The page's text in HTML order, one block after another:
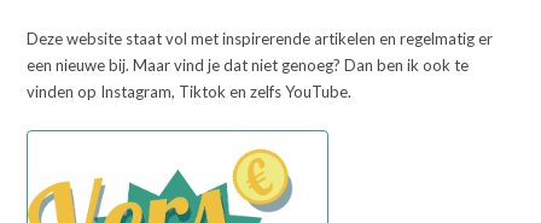
Deze website staat vol met inspirerende artikelen en regelmatig er
een nieuwe bij. Maar vind je dat niet genoeg? Dan ben ik ook te
vinden op Instagram, Tiktok en zelfs YouTube.